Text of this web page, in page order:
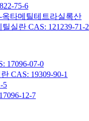
75-6
옥타메틸테트라실록산
실란 CAS: 121239-71-2
17096-07-0
CAS: 19309-90-1
5
12-7